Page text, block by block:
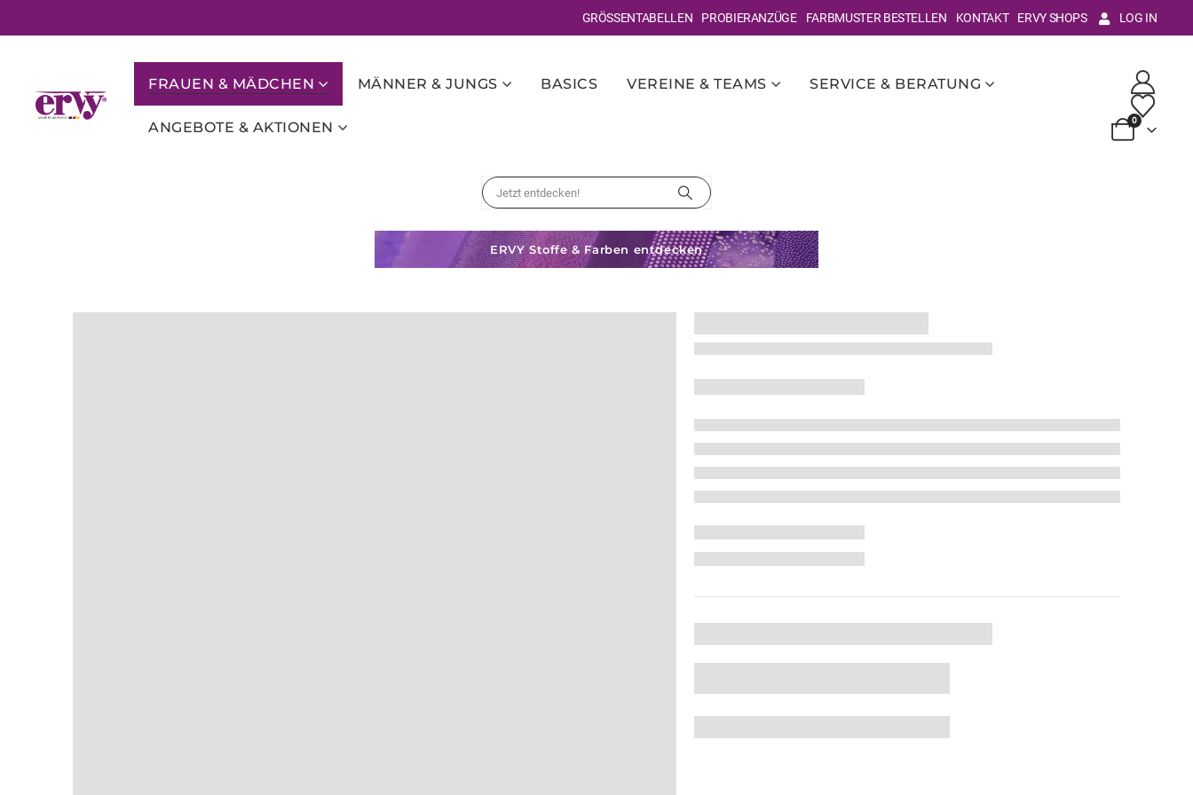
GRÖSSENTABELLEN PROBIERANZÜGE FARBMUSTER BESTELLEN KONTAKT ERVY SHOPS LOG IN
FRAUEN & MÄDCHEN MÄNNER & JUNGS BASICS VEREINE & TEAMS SERVICE & BERATUNG
ANGEBOTE & AKTIONEN 0
ERVY Stoffe & Farben entdecken